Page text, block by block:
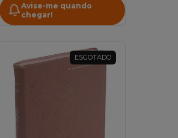
Avise-me quando
chegar!
ESGOTADO